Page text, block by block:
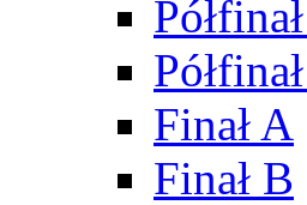
Finał A
Finał B